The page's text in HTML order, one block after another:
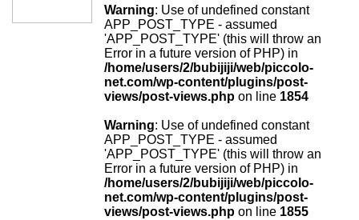
Warning: Use of undefined constant
APP_POST_TYPE - assumed
'APP_POST_TYPE' (this will throw an
Error in a future version of PHP) in
/home/users/2/bubijiji/web/piccolo-
net.com/wp-content/plugins/post-
views/post-views.php on line 1854
Warning: Use of undefined constant
APP_POST_TYPE - assumed
'APP_POST_TYPE' (this will throw an
Error in a future version of PHP) in
/home/users/2/bubijiji/web/piccolo-
net.com/wp-content/plugins/post-
views/post-views.php on line 1855